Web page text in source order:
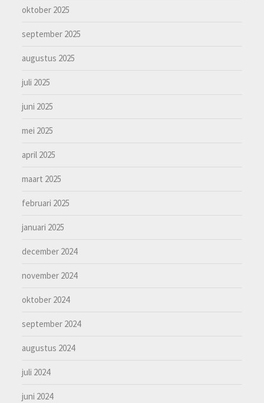
oktober 2025
september 2025
augustus 2025
juli 2025
juni 2025
mei 2025
april 2025
maart 2025
februari 2025
januari 2025
december 2024
november 2024
oktober 2024
september 2024
augustus 2024
juli 2024
juni 2024